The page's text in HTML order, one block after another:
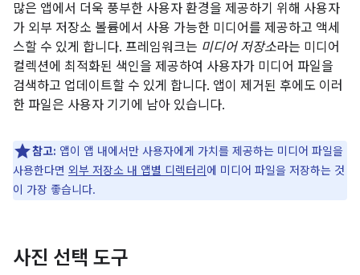
많은 앱에서 더욱 풍부한 사용자 환경을 제공하기 위해 사용자
가 외부 저장소 볼륨에서 사용 가능한 미디어를 제공하고 액세
스할 수 있게 합니다. 프레임워크는 미디어 저장소라는 미디어
컬렉션에 최적화된 색인을 제공하여 사용자가 미디어 파일을
검색하고 업데이트할 수 있게 합니다. 앱이 제거된 후에도 이러
한 파일은 사용자 기기에 남아 있습니다.
참고: 앱이 앱 내에서만 사용자에게 가치를 제공하는 미디어 파일을
사용한다면 외부 저장소 내 앱별 디렉터리에 미디어 파일을 저장하는 것
이 가장 좋습니다.
사진 선택 도구